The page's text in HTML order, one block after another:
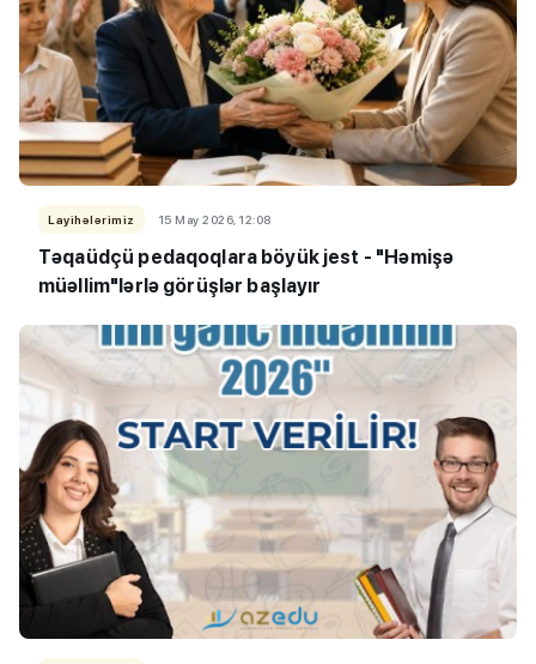
Layihələrimiz 15 May 2026, 12:08
Təqaüdçü pedaqoqlara böyük jest - "Həmişə
müəllim"lərlə görüşlər başlayır